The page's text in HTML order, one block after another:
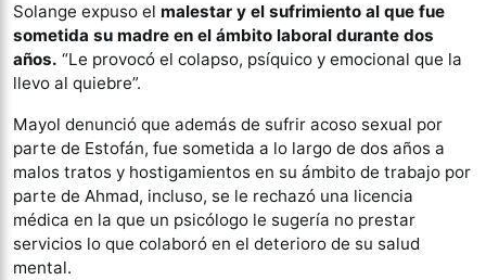
Solange expuso el malestar y el sufrimiento al que fue
sometida su madre en el ámbito laboral durante dos
años. “Le provocó el colapso, psíquico y emocional que la
llevo al quiebre”.
Mayol denunció que además de sufrir acoso sexual por
parte de Estofán, fue sometida a lo largo de dos años a
malos tratos y hostigamientos en su ámbito de trabajo por
parte de Ahmad, incluso, se le rechazó una licencia
médica en la que un psicólogo le sugería no prestar
servicios lo que colaboró en el deterioro de su salud
mental.